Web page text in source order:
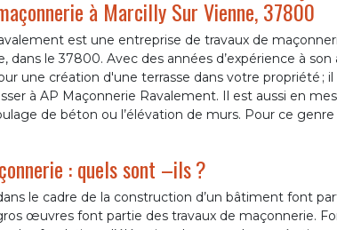
à Marcilly Sur Vienne, 37800
est une entreprise de travaux de
dans le 37800. Avec des années d’expérience à son
une création d'une terrasse dans votre propriété ;
à AP Maçonnerie Ravalement. Il est aussi en
de béton ou l’élévation de murs. Pour ce
: quels sont –ils ?
le cadre de la construction d’un bâtiment font
œuvres font partie des travaux de maçonnerie.